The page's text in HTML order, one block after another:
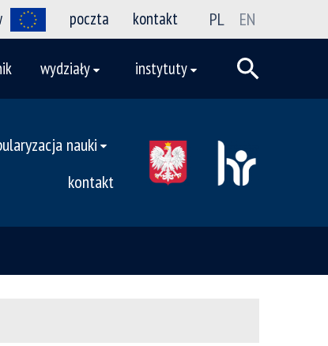
poczta kontakt PL EN
wydziały instytuty
nauki
kontakt